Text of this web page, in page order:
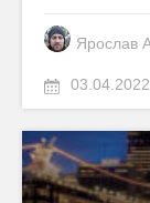
Ярослав
03.04.2022